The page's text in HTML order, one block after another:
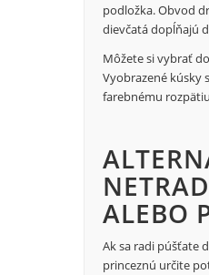
podložka. Obvod
dievčatá dopĺňajú
Môžete si vybrať
Vyobrazené kúsky
farebnému
ALEBO
Ak sa radi púšťate
princeznú určite